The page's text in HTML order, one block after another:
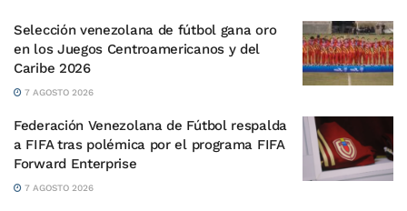
Selección venezolana de fútbol gana oro
en los Juegos Centroamericanos y del
Caribe 2026
7 AGOSTO 2026
Federación Venezolana de Fútbol respalda
a FIFA tras polémica por el programa FIFA
Forward Enterprise
7 AGOSTO 2026